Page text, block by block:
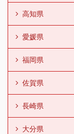
高知県
愛媛県
福岡県
佐賀県
長崎県
大分県